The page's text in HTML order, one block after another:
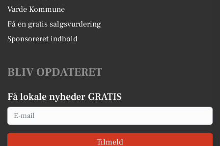
Varde Kommune
Få en gratis salgsvurdering
Sponsoreret indhold
BLIV OPDATERET
Få lokale nyheder GRATIS
Email
Tilmeld